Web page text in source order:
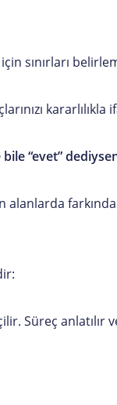
sınırları
“evet”
Süreç